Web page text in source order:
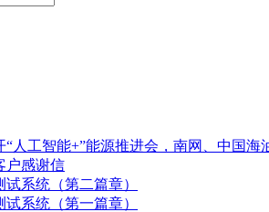
“人工智能+”能源推进会，南网、中国海
户感谢信
系统（第二篇章）
系统（第一篇章）